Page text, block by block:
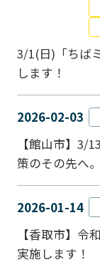
3/1(日)「ちば
します！
2026-02-03
【館山市】3/
策のその先へ
2026-01-14
【香取市】令
実施します！